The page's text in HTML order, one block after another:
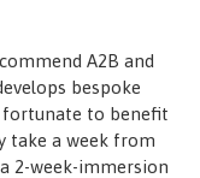
A2B and
bespoke
fortunate to benefit
take a week from
2-week-immersion